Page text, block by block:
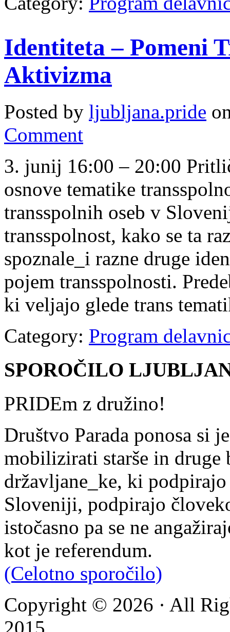
Identiteta – Pomeni
Aktivizma
Posted by ljubljana.pride
Comment
3. junij 16:00 – 20:00
osnove tematike
transspolnih oseb v
transspolnost, kako se ta
spoznale_i razne druge
pojem transspolnosti.
ki veljajo glede trans
Category: Program
SPOROČILO
PRIDEm z družino!
Društvo Parada ponosa si
mobilizirati starše in
državljane_ke, ki
Sloveniji, podpirajo
istočasno pa se ne
kot je referendum.
(Celotno sporočilo)
Copyright © 2026 · All